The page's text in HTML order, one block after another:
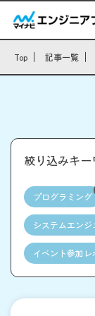
Top 記事一覧
絞り込みキー
プログラミング
システムエンジ
イベント参加レ